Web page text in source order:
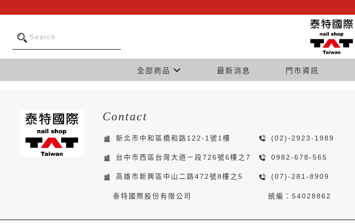
全部商品 最新消息 門市資訊
Contact
新北市中和區橋和路122-1號1樓 (02)-2923-1989
台中市西區台灣大道ㄧ段726號6樓之7 0982-678-565
高雄市新興區中山二路472號8樓之5 (07)-281-8909
泰特國際股份有限公司 統編：54028862